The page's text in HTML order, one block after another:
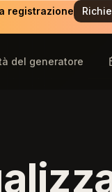
registrazione
del generatore